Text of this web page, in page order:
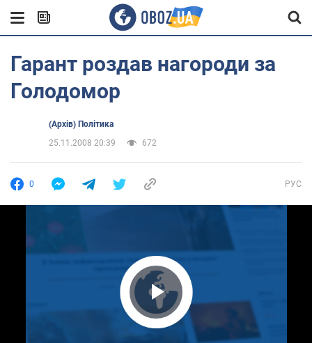
Гарант роздав нагороди за
Голодомор
(Архів) Політика
25.11.2008 20:39
672
0 РУС
Play Video